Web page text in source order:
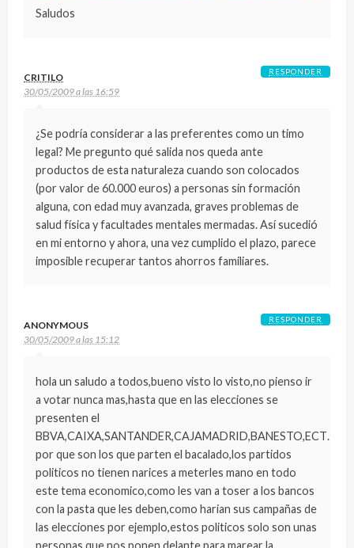
Saludos
CRITILO
30/05/2009 a las 16:59
¿Se podría considerar a las preferentes como un timo
legal? Me pregunto qué salida nos queda ante
productos de esta naturaleza cuando son colocados
(por valor de 60.000 euros) a personas sin formación
alguna, con edad muy avanzada, graves problemas de
salud física y facultades mentales mermadas. Así sucedió
en mi entorno y ahora, una vez cumplido el plazo, parece
imposible recuperar tantos ahorros familiares.
RESPONDER
ANONYMOUS
30/05/2009 a las 15:12
hola un saludo a todos,bueno visto lo visto,no pienso ir
a votar nunca mas,hasta que en las elecciones se
presenten el
BBVA,CAIXA,SANTANDER,CAJAMADRID,BANESTO,ECT…
por que son los que parten el bacalado,los partidos
politicos no tienen narices a meterles mano en todo
este tema economico,como les van a toser a los bancos
con la pasta que les deben,como harian sus campañas de
las elecciones por ejemplo,estos politicos solo son unas
personas que nos ponen delante para marear la
RESPONDER